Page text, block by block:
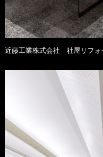
近藤工業株式会社 社屋リフォ